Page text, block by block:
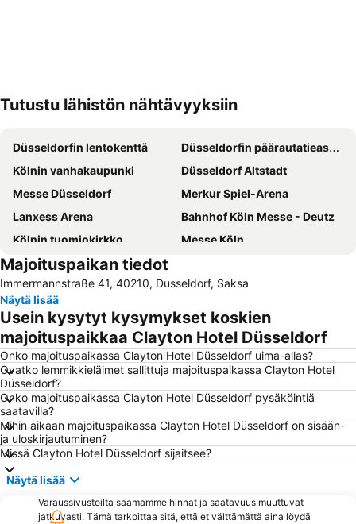
Tutustu lähistön nähtävyyksiin
Düsseldorfin lentokenttä
Düsseldorfin päärautatieasema
Kölnin vanhakaupunki
Düsseldorf Altstadt
Messe Düsseldorf
Merkur Spiel-Arena
Lanxess Arena
Bahnhof Köln Messe - Deutz
Kölnin tuomiokirkko
Messe Köln
Cologne Central station
Messe Essen
Düsseldorf Stadtmitte
Duisburgin päärautatieasema
Fühlinger See
ISS Dome
Kaisergarten
Bahnhof Düsseldorf Flughafen
Belgian Quarter
Weihnachtsmarkt Düsseldorf
Altstadt-Nord
Marienburg
Jahrhunderthalle Bochum
Equitana Equestrian Sports World Fair
Königsallee
Pempelfort
TuRU 1880
Ehrenfeld
Hauptbahnhof Essen
Majoituspaikan tiedot
Immermannstraße 41, 40210, Dusseldorf, Saksa
Näytä lisää
Usein kysytyt kysymykset koskien
majoituspaikkaa Clayton Hotel Düsseldorf
Onko majoituspaikassa Clayton Hotel Düsseldorf uima-allas?
Ovatko lemmikkieläimet sallittuja majoituspaikassa Clayton Hotel
Düsseldorf?
Onko majoituspaikassa Clayton Hotel Düsseldorf pysäköintiä
saatavilla?
Mihin aikaan majoituspaikassa Clayton Hotel Düsseldorf on sisään-
ja uloskirjautuminen?
Missä Clayton Hotel Düsseldorf sijaitsee?
Näytä lisää
Varaussivustoilta saamamme hinnat ja saatavuus muuttuvat
jatkuvasti. Tämä tarkoittaa sitä, että et välttämättä aina löydä